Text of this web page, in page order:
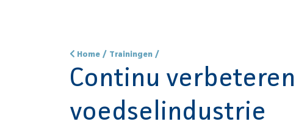
Home / Trainingen /
Continu
voedselindustrie